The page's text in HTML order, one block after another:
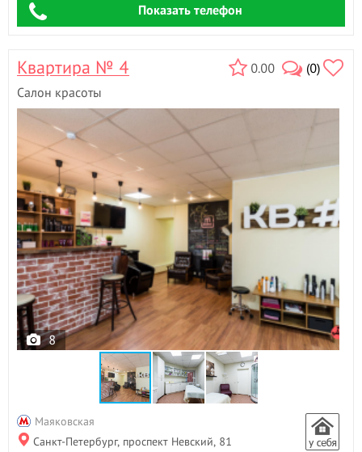
Показать телефон
0.00 (0)
Квартира № 4
Салон красоты
8
Маяковская
Санкт-Петербург, проспект Невский, 81